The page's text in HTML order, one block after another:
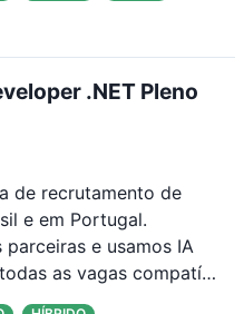
.NET Pleno
de recrutamento de
e em Portugal.
parceiras e usamos IA
as vagas compatí…